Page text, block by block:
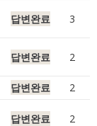
답변완료 3
답변완료 2
답변완료 2
답변완료 2